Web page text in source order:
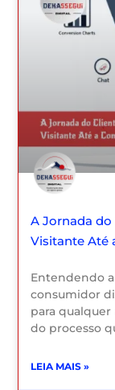
A Jornada
Visitante Até
Entendendo
consumidor
para qualquer
do processo
LEIA MAIS »